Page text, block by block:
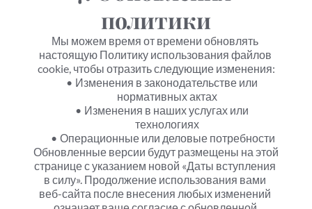
политики
Мы можем время от времени обновлять
настоящую Политику использования файлов
cookie, чтобы отразить следующие изменения:
Изменения в законодательстве или
нормативных актах
Изменения в наших услугах или
технологиях
Операционные или деловые потребности
Обновленные версии будут размещены на этой
странице с указанием новой «Даты вступления
в силу». Продолжение использования вами
веб-сайта после внесения любых изменений